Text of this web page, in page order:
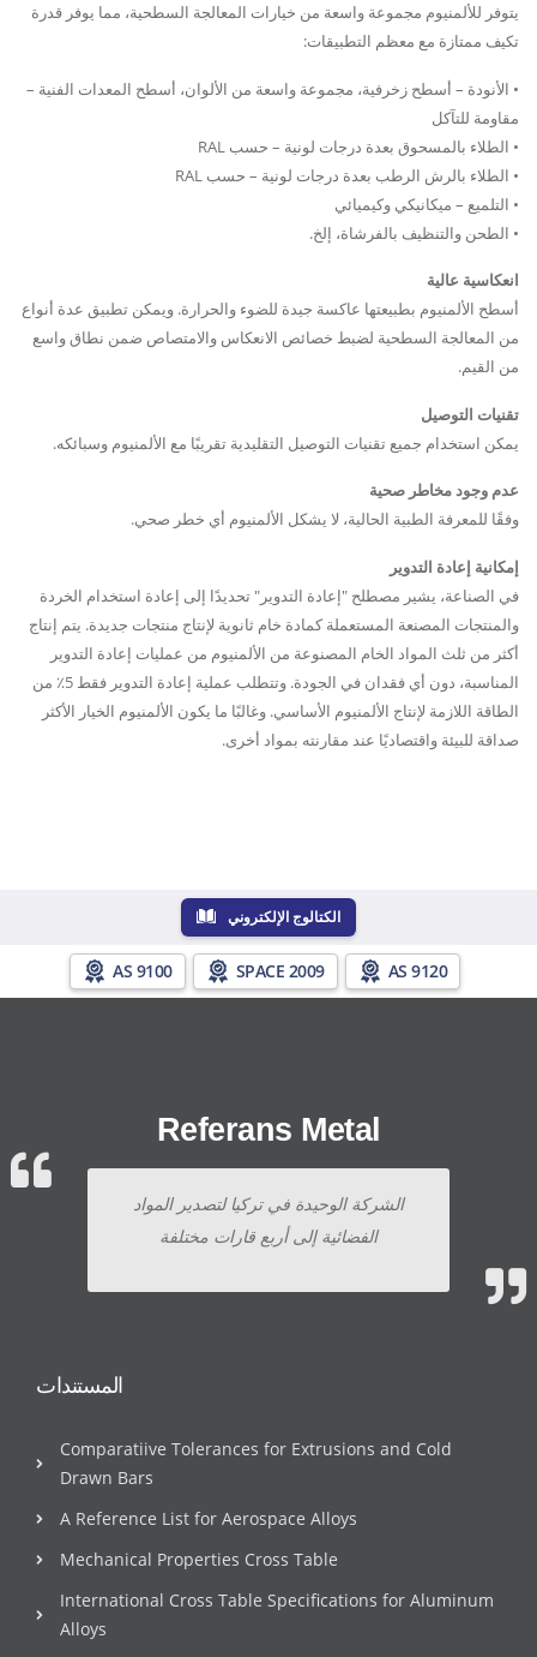
يتوفر للألمنيوم مجموعة واسعة من خيارات المعالجة السطحية، مما يوفر قدرة
تكيف ممتازة مع معظم التطبيقات:
• الأنودة – أسطح زخرفية، مجموعة واسعة من الألوان، أسطح المعدات الفنية –
مقاومة للتآكل
• الطلاء بالمسحوق بعدة درجات لونية – حسب RAL
• الطلاء بالرش الرطب بعدة درجات لونية – حسب RAL
• التلميع – ميكانيكي وكيميائي
• الطحن والتنظيف بالفرشاة، إلخ.
انعكاسية عالية
أسطح الألمنيوم بطبيعتها عاكسة جيدة للضوء والحرارة. ويمكن تطبيق عدة أنواع
من المعالجة السطحية لضبط خصائص الانعكاس والامتصاص ضمن نطاق واسع
من القيم.
تقنيات التوصيل
يمكن استخدام جميع تقنيات التوصيل التقليدية تقريبًا مع الألمنيوم وسبائكه.
عدم وجود مخاطر صحية
وفقًا للمعرفة الطبية الحالية، لا يشكل الألمنيوم أي خطر صحي.
إمكانية إعادة التدوير
في الصناعة، يشير مصطلح "إعادة التدوير" تحديدًا إلى إعادة استخدام الخردة
والمنتجات المصنعة المستعملة كمادة خام ثانوية لإنتاج منتجات جديدة. يتم إنتاج
أكثر من ثلث المواد الخام المصنوعة من الألمنيوم من عمليات إعادة التدوير
المناسبة، دون أي فقدان في الجودة. وتتطلب عملية إعادة التدوير فقط 5٪ من
الطاقة اللازمة لإنتاج الألمنيوم الأساسي. وغالبًا ما يكون الألمنيوم الخيار الأكثر
صداقة للبيئة واقتصاديًا عند مقارنته بمواد أخرى.
الكتالوج الإلكتروني
AS 9100 SPACE 2009 AS 9120
Referans Metal
الشركة الوحيدة في تركيا لتصدير المواد
الفضائية إلى أربع قارات مختلفة
المستندات
Comparatiive Tolerances for Extrusions and Cold
Drawn Bars
A Reference List for Aerospace Alloys
Mechanical Properties Cross Table
International Cross Table Specifications for Aluminum
Alloys